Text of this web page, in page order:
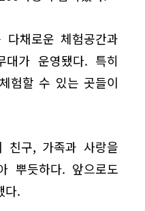
채로운 체험공간과
가 운영됐다. 특히
험할 수 있는 곳들이
친구, 가족과 사랑을
뿌듯하다. 앞으로도
다.